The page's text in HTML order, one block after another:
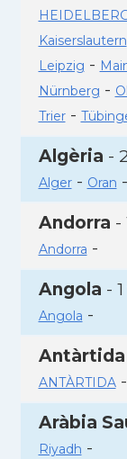
Kaiserslautern
Leipzig -
Nürnberg -
Trier-
Algèria -
Alger- Oran -
Andorra -
Andorra -
Angola -
Angola -
Antàrtida
ANTÀRTIDA-
Aràbia
Riyadh -